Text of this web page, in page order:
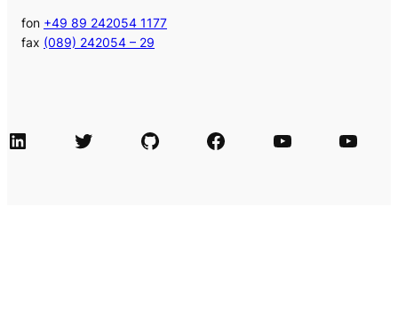
fon +49 89 242054 1177
fax (089) 242054 – 29
LinkedIn Twitter GitHub Facebook Agile Videos Tech-Videos